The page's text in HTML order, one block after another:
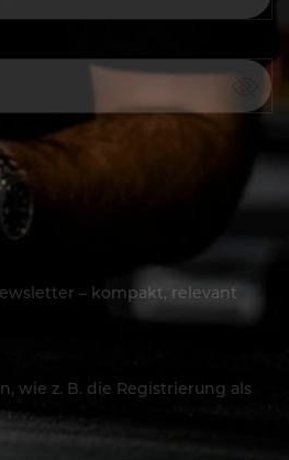
– kompakt, relevant
wie z. B. die Registrierung als